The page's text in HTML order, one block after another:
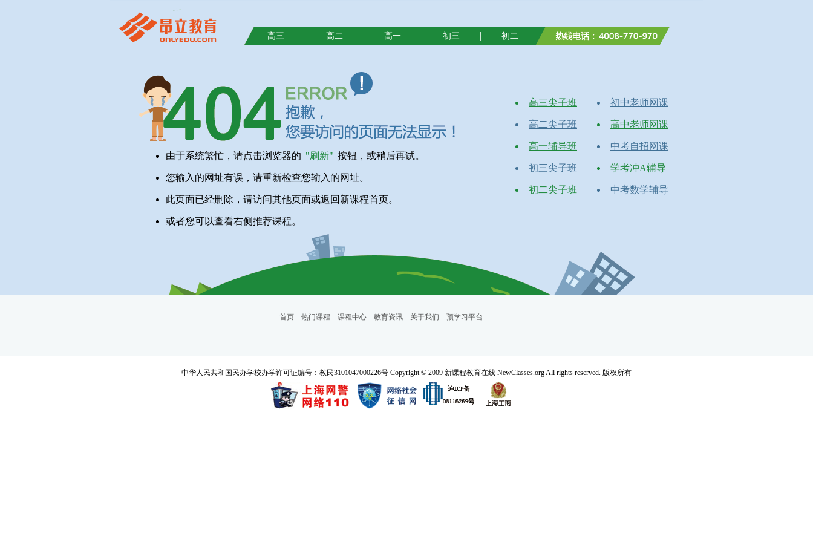
高三 | 高二 | 高一 | 初三 | 初二
由于系统繁忙，请点击浏览器的 "刷新" 按钮，或稍后再试。
您输入的网址有误，请重新检查您输入的网址。
此页面已经删除，请访问其他页面或返回新课程首页。
或者您可以查看右侧推荐课程。
高三尖子班 初中老师网课
高二尖子班 高中老师网课
高一辅导班 中考自招网课
初三尖子班 学考冲A辅导
初二尖子班 中考数学辅导
首页 - 热门课程 - 课程中心 - 教育资讯 - 关于我们 - 预学习平台
中华人民共和国民办学校办学许可证编号：教民3101047000226号 Copyright © 2009 新课程教育在线 NewClasses.org All rights reserved. 版权所有